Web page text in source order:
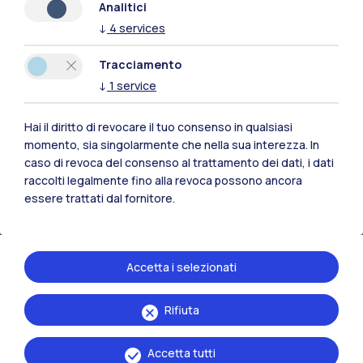
Collina
, Politecnico di Milano, responsabili
scientifici del progetto.
Il racconto proseguirà con un dialogo tra
Bollati, Politecnico di Milano, ricercatrice e
curatrice della ricerca,Giulia Cavaliere,
giornalista, autrice e voce dell’omonimo
podcast, eSara Poma, Head of Editorial
Content di Chora e Will Media.
A TUTTE LE OREè un progetto promosso
dall’Università degli Studi di Milano,
Dipartimento di Beni Culturali e Ambientali, in
collaborazione con ilPolitecnico di Milano,
Analitici
↓ 4 services
Tracciamento
↓ 1 service
Hai il diritto di revocare il tuo consenso in qualsiasi
momento, sia singolarmente che nella sua interezza. In
caso di revoca del consenso al trattamento dei dati, i dati
raccolti legalmente fino alla revoca possono ancora
essere trattati dal fornitore.
Rifiuta
Accetta i selezionati
Accetta tutti